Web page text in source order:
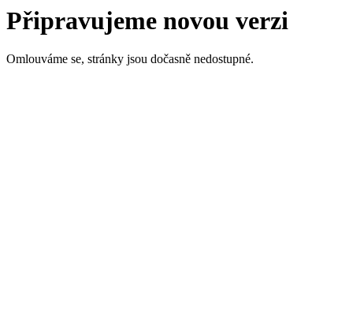
Připravujeme novou verzi
Omlouváme se, stránky jsou dočasně nedostupné.